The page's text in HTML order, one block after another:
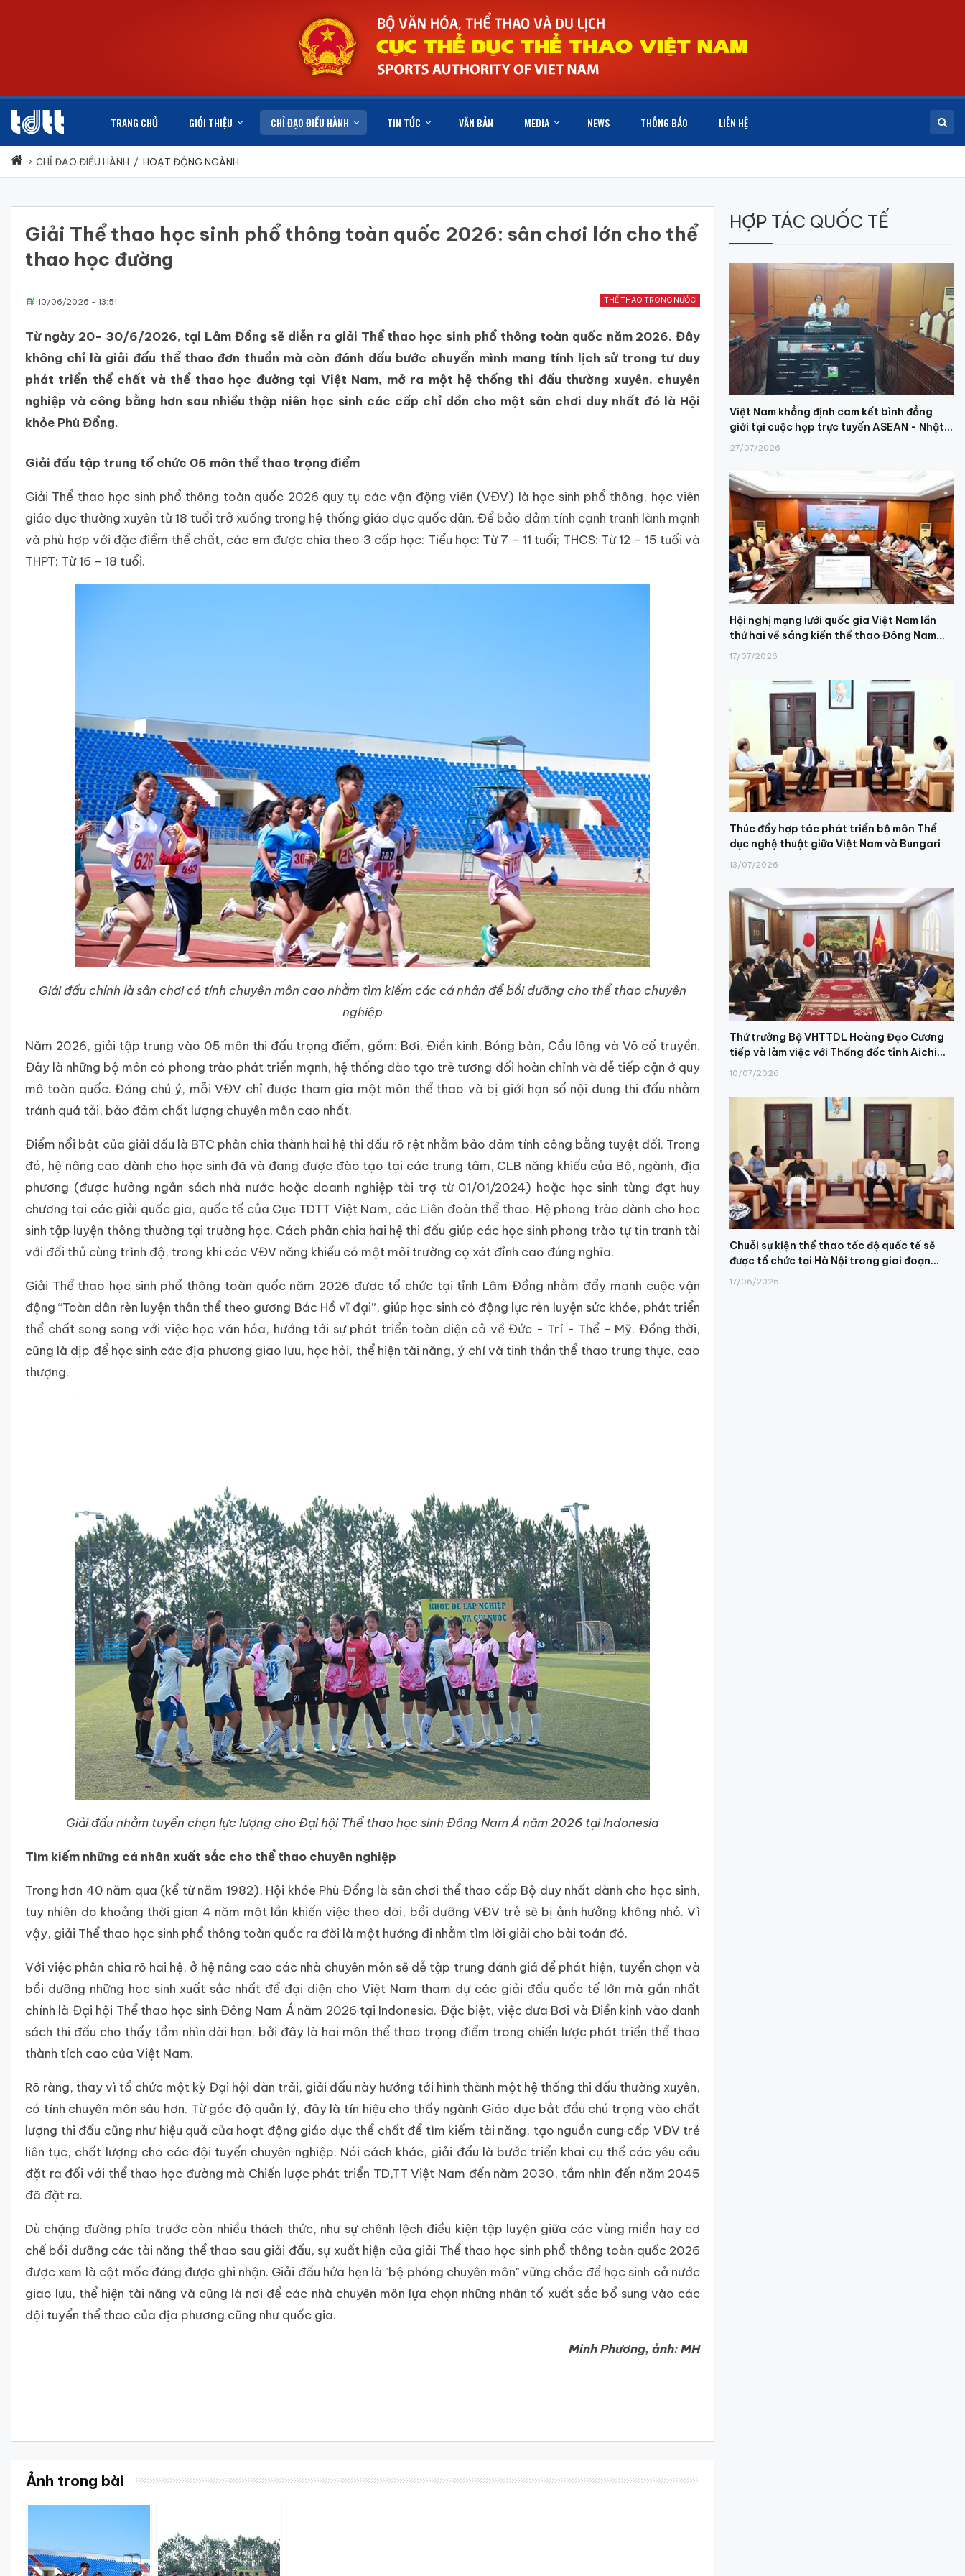
TRANG CHỦ GIỚI THIỆU CHỈ ĐẠO ĐIỀU HÀNH TIN TỨC VĂN BẢN MEDIA NEWS THÔNG BÁO LIÊN HỆ
CHỈ ĐẠO ĐIỀU HÀNH / HOẠT ĐỘNG NGÀNH
Giải Thể thao học sinh phổ thông toàn quốc 2026: sân chơi lớn cho thể
thao học đường
THỂ THAO TRONG NƯỚC
10/06/2026 - 13:51
Từ ngày 20- 30/6/2026, tại Lâm Đồng sẽ diễn ra giải Thể thao học sinh phổ thông toàn quốc năm 2026. Đây
không chỉ là giải đấu thể thao đơn thuần mà còn đánh dấu bước chuyển mình mang tính lịch sử trong tư duy
phát triển thể chất và thể thao học đường tại Việt Nam, mở ra một hệ thống thi đấu thường xuyên, chuyên
nghiệp và công bằng hơn sau nhiều thập niên học sinh các cấp chỉ dồn cho một sân chơi duy nhất đó là Hội
khỏe Phù Đổng.
Giải đấu tập trung tổ chức 05 môn thể thao trọng điểm
Giải Thể thao học sinh phổ thông toàn quốc 2026 quy tụ các vận động viên (VĐV) là học sinh phổ thông, học viên
giáo dục thường xuyên từ 18 tuổi trở xuống trong hệ thống giáo dục quốc dân. Để bảo đảm tính cạnh tranh lành mạnh
và phù hợp với đặc điểm thể chất, các em được chia theo 3 cấp học: Tiểu học: Từ 7 – 11 tuổi; THCS: Từ 12 – 15 tuổi và
THPT: Từ 16 – 18 tuổi.
Giải đấu chính là sân chơi có tính chuyên môn cao nhằm tìm kiếm các cá nhân để bồi dưỡng cho thể thao chuyên
nghiệp
Năm 2026, giải tập trung vào 05 môn thi đấu trọng điểm, gồm: Bơi, Điền kinh, Bóng bàn, Cầu lông và Võ cổ truyền.
Đây là những bộ môn có phong trào phát triển mạnh, hệ thống đào tạo trẻ tương đối hoàn chỉnh và dễ tiếp cận ở quy
mô toàn quốc. Đáng chú ý, mỗi VĐV chỉ được tham gia một môn thể thao và bị giới hạn số nội dung thi đấu nhằm
tránh quá tải, bảo đảm chất lượng chuyên môn cao nhất.
Điểm nổi bật của giải đấu là BTC phân chia thành hai hệ thi đấu rõ rệt nhằm bảo đảm tính công bằng tuyệt đối. Trong
đó, hệ nâng cao dành cho học sinh đã và đang được đào tạo tại các trung tâm, CLB năng khiếu của Bộ, ngành, địa
phương (được hưởng ngân sách nhà nước hoặc doanh nghiệp tài trợ từ 01/01/2024) hoặc học sinh từng đạt huy
chương tại các giải quốc gia, quốc tế của Cục TDTT Việt Nam, các Liên đoàn thể thao. Hệ phong trào dành cho học
sinh tập luyện thông thường tại trường học. Cách phân chia hai hệ thi đấu giúp các học sinh phong trào tự tin tranh tài
với đối thủ cùng trình độ, trong khi các VĐV năng khiếu có một môi trường cọ xát đỉnh cao đúng nghĩa.
Giải Thể thao học sinh phổ thông toàn quốc năm 2026 được tổ chức tại tỉnh Lâm Đồng nhằm đẩy mạnh cuộc vận
động “Toàn dân rèn luyện thân thể theo gương Bác Hồ vĩ đại”, giúp học sinh có động lực rèn luyện sức khỏe, phát triển
thể chất song song với việc học văn hóa, hướng tới sự phát triển toàn diện cả về Đức - Trí - Thể - Mỹ. Đồng thời,
cũng là dịp để học sinh các địa phương giao lưu, học hỏi, thể hiện tài năng, ý chí và tinh thần thể thao trung thực, cao
thượng.
Giải đấu nhằm tuyển chọn lực lượng cho Đại hội Thể thao học sinh Đông Nam Á năm 2026 tại Indonesia
Tìm kiếm những cá nhân xuất sắc cho thể thao chuyên nghiệp
Trong hơn 40 năm qua (kể từ năm 1982), Hội khỏe Phù Đổng là sân chơi thể thao cấp Bộ duy nhất dành cho học sinh,
tuy nhiên do khoảng thời gian 4 năm một lần khiến việc theo dõi, bồi dưỡng VĐV trẻ sẽ bị ảnh hưởng không nhỏ. Vì
vậy, giải Thể thao học sinh phổ thông toàn quốc ra đời là một hướng đi nhằm tìm lời giải cho bài toán đó.
Với việc phân chia rõ hai hệ, ở hệ nâng cao các nhà chuyên môn sẽ dễ tập trung đánh giá để phát hiện, tuyển chọn và
bồi dưỡng những học sinh xuất sắc nhất để đại diện cho Việt Nam tham dự các giải đấu quốc tế lớn mà gần nhất
chính là Đại hội Thể thao học sinh Đông Nam Á năm 2026 tại Indonesia. Đặc biệt, việc đưa Bơi và Điền kinh vào danh
sách thi đấu cho thấy tầm nhìn dài hạn, bởi đây là hai môn thể thao trọng điểm trong chiến lược phát triển thể thao
thành tích cao của Việt Nam.
Rõ ràng, thay vì tổ chức một kỳ Đại hội dàn trải, giải đấu này hướng tới hình thành một hệ thống thi đấu thường xuyên,
có tính chuyên môn sâu hơn. Từ góc độ quản lý, đây là tín hiệu cho thấy ngành Giáo dục bắt đầu chú trọng vào chất
lượng thi đấu cũng như hiệu quả của hoạt động giáo dục thể chất để tìm kiếm tài năng, tạo nguồn cung cấp VĐV trẻ
liên tục, chất lượng cho các đội tuyển chuyên nghiệp. Nói cách khác, giải đấu là bước triển khai cụ thể các yêu cầu
đặt ra đối với thể thao học đường mà Chiến lược phát triển TD,TT Việt Nam đến năm 2030, tầm nhìn đến năm 2045
đã đặt ra.
Dù chặng đường phía trước còn nhiều thách thức, như sự chênh lệch điều kiện tập luyện giữa các vùng miền hay cơ
chế bồi dưỡng các tài năng thể thao sau giải đấu, sự xuất hiện của giải Thể thao học sinh phổ thông toàn quốc 2026
được xem là cột mốc đáng được ghi nhận. Giải đấu hứa hẹn là "bệ phóng chuyên môn" vững chắc để học sinh cả nước
giao lưu, thể hiện tài năng và cũng là nơi để các nhà chuyên môn lựa chọn những nhân tố xuất sắc bổ sung vào các
đội tuyển thể thao của địa phương cũng như quốc gia.
Minh Phương, ảnh: MH
Ảnh trong bài
HỢP TÁC QUỐC TẾ
Việt Nam khẳng định cam kết bình đẳng
giới tại cuộc họp trực tuyến ASEAN - Nhật...
27/07/2026
Hội nghị mạng lưới quốc gia Việt Nam lần
thứ hai về sáng kiến thể thao Đông Nam...
17/07/2026
Thúc đẩy hợp tác phát triển bộ môn Thể
dục nghệ thuật giữa Việt Nam và Bungari
13/07/2026
Thứ trưởng Bộ VHTTDL Hoàng Đạo Cương
tiếp và làm việc với Thống đốc tỉnh Aichi...
10/07/2026
Chuỗi sự kiện thể thao tốc độ quốc tế sẽ
được tổ chức tại Hà Nội trong giai đoạn...
17/06/2026